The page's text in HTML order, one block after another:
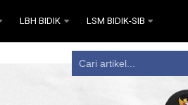
LBH BIDIK LSM BIDIK-SIB